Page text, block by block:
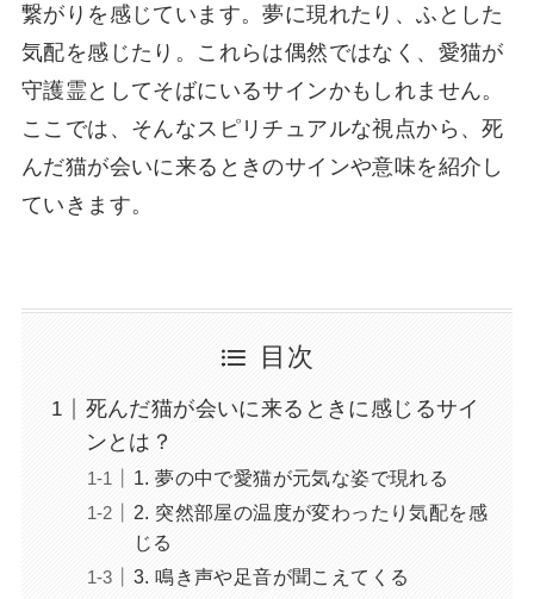
繋がりを感じています。夢に現れたり、ふとした
気配を感じたり。これらは偶然ではなく、愛猫が
守護霊としてそばにいるサインかもしれません。
ここでは、そんなスピリチュアルな視点から、死
んだ猫が会いに来るときのサインや意味を紹介し
ていきます。
目次
死んだ猫が会いに来るときに感じるサイ
ンとは？
1. 夢の中で愛猫が元気な姿で現れる
2. 突然部屋の温度が変わったり気配を感
じる
3. 鳴き声や足音が聞こえてくる